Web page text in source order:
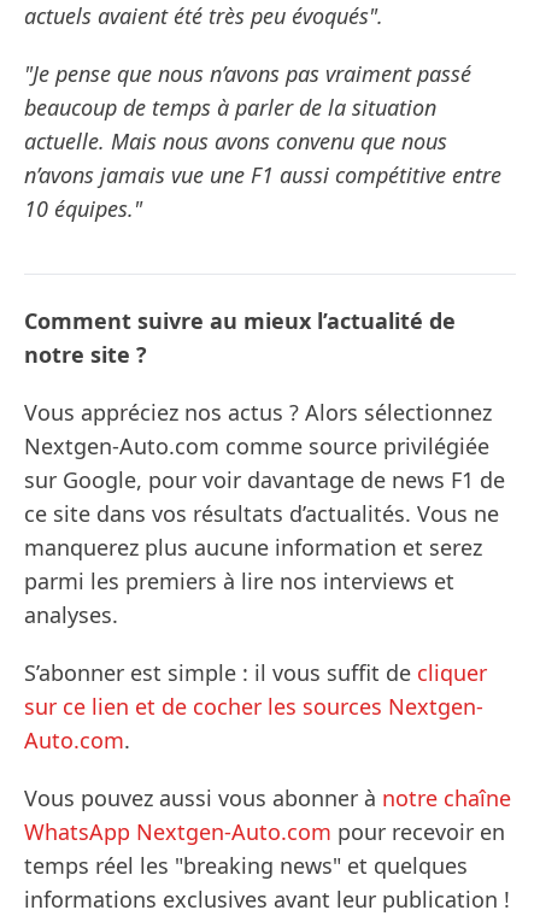
actuels avaient été très peu évoqués".
"Je pense que nous n’avons pas vraiment passé
beaucoup de temps à parler de la situation
actuelle. Mais nous avons convenu que nous
n’avons jamais vue une F1 aussi compétitive entre
10 équipes."
Comment suivre au mieux l’actualité de
notre site ?
Vous appréciez nos actus ? Alors sélectionnez
Nextgen-Auto.com comme source privilégiée
sur Google, pour voir davantage de news F1 de
ce site dans vos résultats d’actualités. Vous ne
manquerez plus aucune information et serez
parmi les premiers à lire nos interviews et
analyses.
S’abonner est simple : il vous suffit de cliquer
sur ce lien et de cocher les sources Nextgen-
Auto.com.
Vous pouvez aussi vous abonner à notre chaîne
WhatsApp Nextgen-Auto.com pour recevoir en
temps réel les "breaking news" et quelques
informations exclusives avant leur publication !